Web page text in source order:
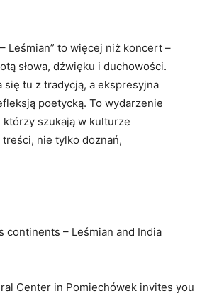
Leśmian” to więcej niż koncert –
słowa, dźwięku i duchowości.
się tu z tradycją, a ekspresyjna
poetycką. To wydarzenie
szukają w kulturze
nie tylko doznań,
continents – Leśmian and India
Center in Pomiechówek invites you